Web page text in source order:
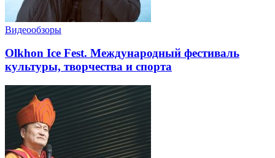
Видеообзоры
Olkhon Ice Fest. Международный фестиваль
культуры, творчества и спорта